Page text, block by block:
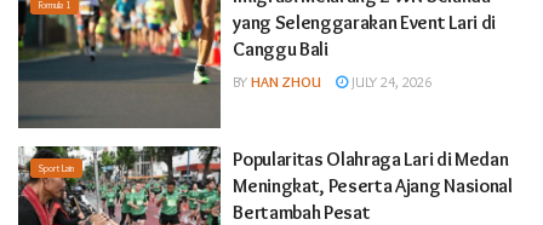
Formula 1
yang Selenggarakan Event Lari di
Canggu Bali
BY HAN ZHOU JULY 24, 2026
Sport Lain
Popularitas Olahraga Lari di Medan
Meningkat, Peserta Ajang Nasional
Bertambah Pesat